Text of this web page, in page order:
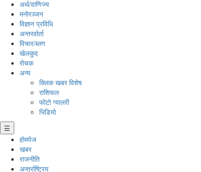
अर्थ/वाणिज्य
मनाेरञ्जन
विज्ञान प्रविधि
अन्तरर्वार्ता
विचार/ब्लग
खेलकुद
रोचक
अन्य
क्लिक खबर विशेष
राशिफल
फोटो ग्यालरी
भिडियो
☰
होमपेज
खबर
राजनीति
अन्तर्राष्ट्रिय